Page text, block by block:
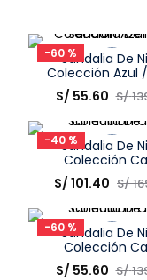
-60 %
Talla
Elige una opción
COMPRAR
Sandalia De
Colección Azul
S/ 55.60 S/
-40 %
Talla
Elige una opción
COMPRAR
Sandalia De
Colección
S/ 101.40 S/
-60 %
Talla
Sandalia De
Colección
S/ 55.60 S/
sandalias niña
bebe
pijama
zapatos niña
niño
sandalias niño